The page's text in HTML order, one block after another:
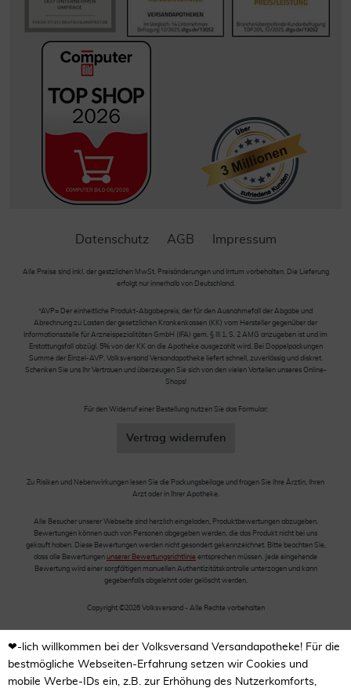
Datenschutz AGB Impressum
Alle Preise sind inkl. der gestzlichen MwSt. Preisänderungen und Irrtum vorbehalten. Die Lieferung
erfolgt nur innerhalb von Deutschland.
*AVP= Der einheitliche Produkt-Abgabepreis, der für den Ausnahmefall der Abgabe und
Abrechnung zu Lasten der gesetzlichen Krankenkassen (KK) vom Hersteller gegenüber der
Informationsstelle für Arzneispezialitäten GmbH (IFA) gem. § III 1, S. 2 AMG anzugeben ist und im
Erstattungsfall abzügl. 5% von der KK an die Apotheke ausgezahlt wird. Bei Doppelpackungen
Summe der Einzel-AVP. Volksversand Versandapotheke liefert schnell, zuverlässig und diskret.
Schenken Sie uns Ihr Vertrauen und überzeugen Sie sich von den vielen Vorteilen unseres Online-
Shops!
Für den Widerruf einer Bestellung nutzen Sie das Formular:
Vertrag widerrufen
Zu Risiken und Nebenwirkungen lesen Sie die Packungsbeilage und fragen Sie Ihre Ärztin, Ihren
Arzt oder in Ihrer Apotheke.
Alle Besucher unserer Webseite sind herzlich eingeladen, Produktbewertungen abzugeben.
Bewertungen können auch von Personen abgegeben werden, die das Produkt nicht bei uns
gekauft haben. Diese Bewertungen werden nicht gesondert gekennzeichnet. Bitte beachten Sie,
dass alle Bewertungen unserer Bewertungsrichtlinie entsprechen müssen. Jede eingehende
Bewertung wird einer sorgfältigen manuellen Authentizitätskontrolle unterzogen und kann
gegebenfalls abgelehnt oder gelöscht werden.
Copyright ©2026 Volksversand - Alle Rechte vorbehalten
❤-lich willkommen bei der Volksversand Versandapotheke! Für die
bestmögliche Webseiten-Erfahrung setzen wir Cookies und
mobile Werbe-IDs ein, z.B. zur Erhöhung des Nutzerkomforts,